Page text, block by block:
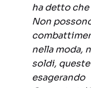
ha detto che
Non
nella moda,
soldi,
esagerando